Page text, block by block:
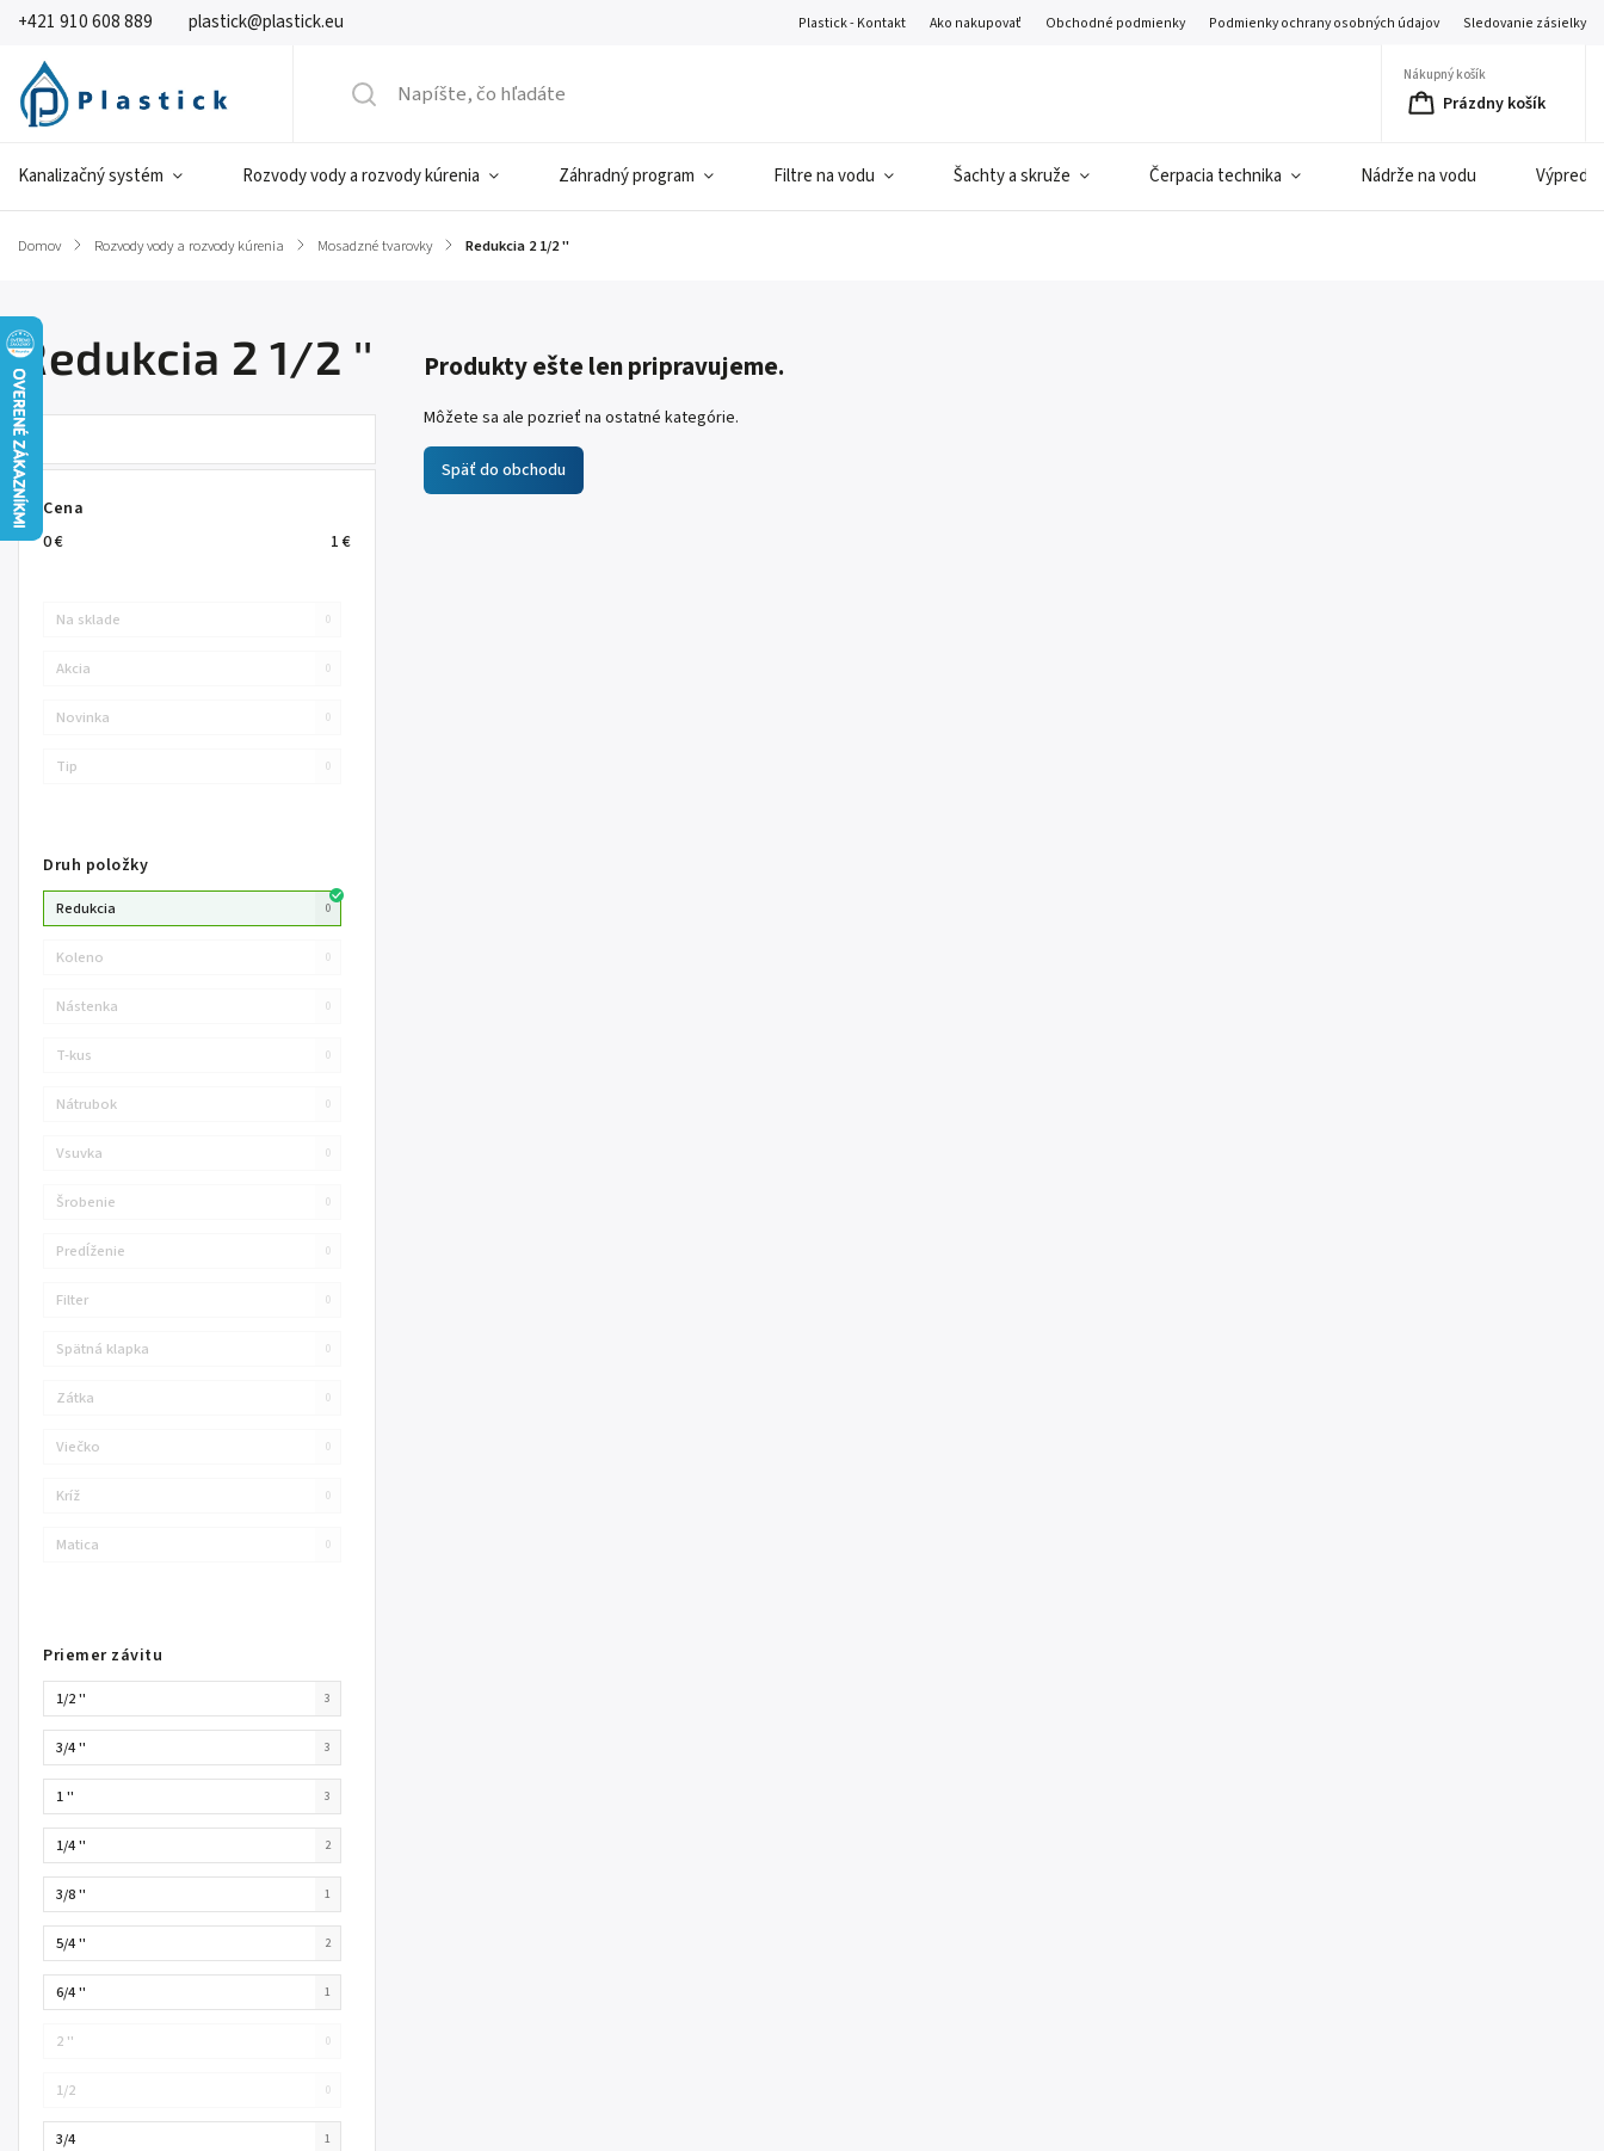
+421 910 608 889 plastick@plastick.eu Plastick - Kontakt Ako nakupovať Obchodné podmienky Podmienky ochrany osobných údajov Sledovanie zásielky
Nákupný košík
Prázdny košík
Kanalizačný systém Rozvody vody a rozvody kúrenia Záhradný program Filtre na vodu Šachty a skruže Čerpacia technika Nádrže na vodu
Domov / Rozvody vody a rozvody kúrenia / Mosadzné tvarovky / Redukcia 2 1/2 ''
Redukcia 2 1/2 ''
Cena
0€ 1€
Na sklade 0
Akcia 0
Novinka 0
Tip 0
Druh položky
Redukcia 0
Koleno 0
Nástenka 0
T-kus 0
Nátrubok 0
Vsuvka 0
Šrobenie 0
Predĺženie 0
Filter 0
Spätná klapka 0
Zátka 0
Viečko 0
Kríž 0
Matica 0
Priemer závitu
1/2 '' 3
3/4 '' 3
1 '' 3
1/4 '' 2
3/8 '' 1
5/4 '' 2
6/4 '' 1
2 '' 0
1/2 0
3/4 1
Produkty ešte len pripravujeme.
Môžete sa ale pozrieť na ostatné kategórie.
Späť do obchodu